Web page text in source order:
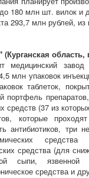
180 млн шт. вилок
293,7 млн рублей,
область,
медицинский
млн упаковок
таблеток,
портфель
средств (37 из
которые
антибиотиков, три
средства (для
сыпи, язвенной
средства и